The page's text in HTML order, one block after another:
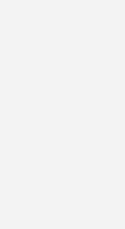
des EU-
fortsetzen
vor
politischen